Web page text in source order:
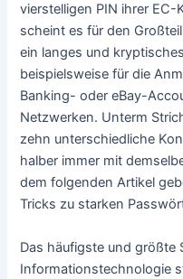
vierstelligen PIN ihrer
scheint es für den
ein langes und
beispielsweise für die
Banking- oder eBay-
Netzwerken. Unterm
zehn unterschiedliche
halber immer mit
dem folgenden Artikel
Tricks zu starken
Das häufigste und größte
Informationstechnologie